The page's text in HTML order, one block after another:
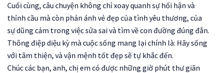
Cuối cùng, câu chuyện không chỉ xoay quanh sự hối hận và
thỉnh cầu mà còn phản ánh vẻ đẹp của tình yêu thương, của
sự dũng cảm trong việc sửa sai và tìm về con đường đúng đắn.
Thông điệp diệu kỳ mà cuộc sống mang lại chính là: Hãy sống
với tâm thiện, và vận mệnh tốt đẹp sẽ tự khắc đến.
Chúc các bạn, anh, chị em có được những giờ phút thư giãn